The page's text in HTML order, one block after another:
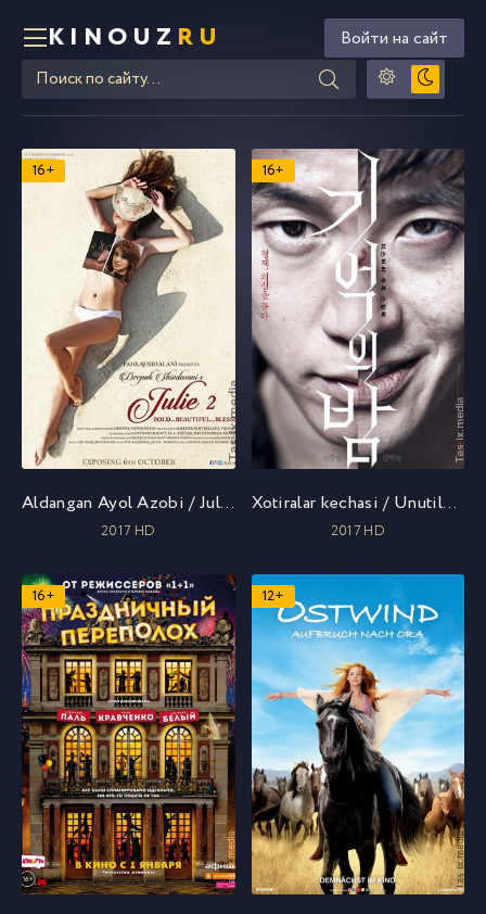
KINOUZ RU Войти на сайт
16+
Aldangan Ayol Azobi / Julie 2 / Juli 2 / Juliya 2 / Hind kino 2017 / Джули 2 / Uzbek tilida / O'zbekcha tarjima
2017 HD
16+
Xotiralar kechasi / Unutilgan 2017 / Ночь воспоминаний / Uzbek tilida / O'zbekcha tarjima
2017 HD
16+ 12+